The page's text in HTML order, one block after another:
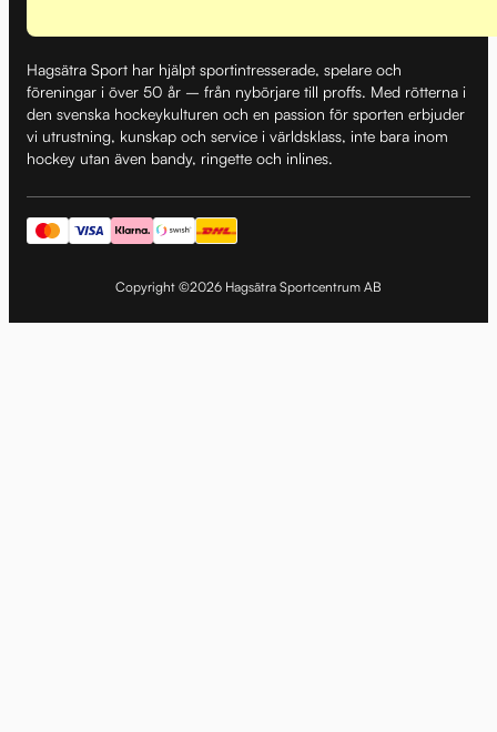
Hagsätra Sport har hjälpt sportintresserade, spelare och
föreningar i över 50 år – från nybörjare till proffs. Med rötterna i
den svenska hockeykulturen och en passion för sporten erbjuder
vi utrustning, kunskap och service i världsklass, inte bara inom
hockey utan även bandy, ringette och inlines.
Copyright ©2026 Hagsätra Sportcentrum AB